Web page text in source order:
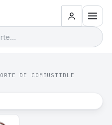
DE COMBUSTIBLE